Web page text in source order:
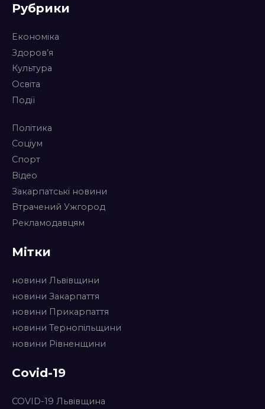
Рубрики
Економіка
Здоров’я
Культура
Освіта
Події
Політика
Соціум
Спорт
Відео
Закарпатські новини
Втрачений Ужгород
Рекламодавцям
Мітки
новини Львівщини
новини Закарпаття
новини Прикарпаття
новини Тернопільщини
новини Рівненщини
Covid-19
COVID-19 Львівщина